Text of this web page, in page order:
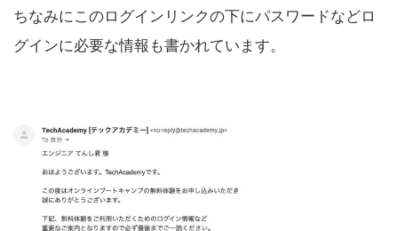
ちなみにこのログインリンクの下にパスワードなどロ
グインに必要な情報も書かれています。